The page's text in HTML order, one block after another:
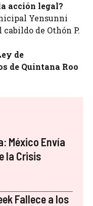
acción legal?
Yensunni
de Othón P.
de
de Quintana Roo
México Envía
la Crisis
Fallece a los